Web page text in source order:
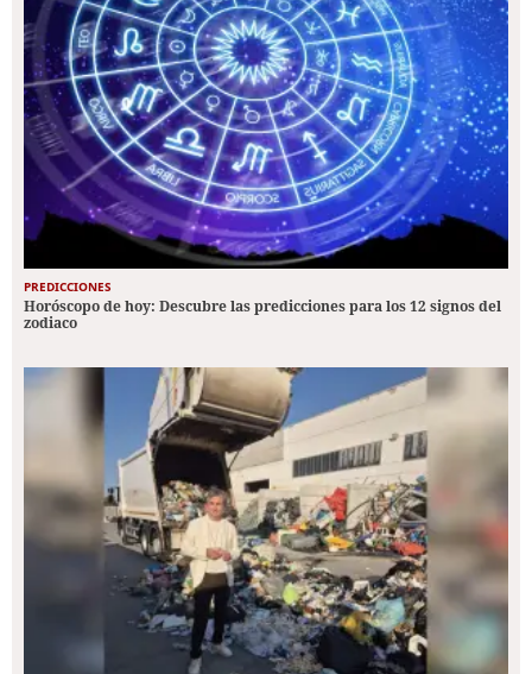
PREDICCIONES
Horóscopo de hoy: Descubre las predicciones para los 12 signos del
zodiaco